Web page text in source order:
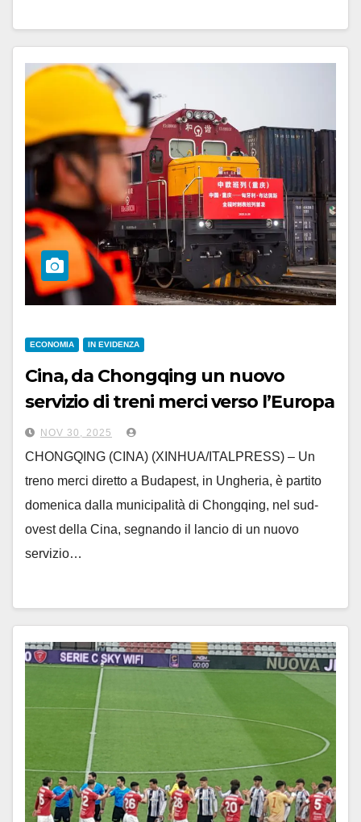
ECONOMIA IN EVIDENZA
Cina, da Chongqing un nuovo
servizio di treni merci verso l’Europa
NOV 30, 2025
CHONGQING (CINA) (XINHUA/ITALPRESS) – Un
treno merci diretto a Budapest, in Ungheria, è partito
domenica dalla municipalità di Chongqing, nel sud-
ovest della Cina, segnando il lancio di un nuovo
servizio…